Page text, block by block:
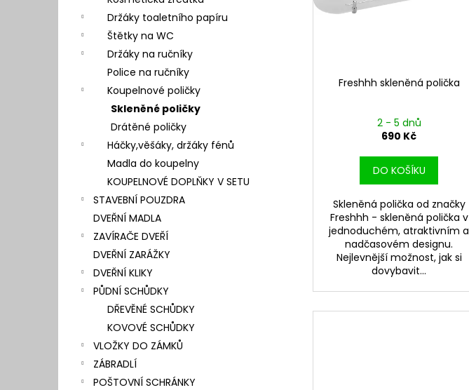
Držáky toaletního papíru
Štětky na WC
Držáky na ručníky
Police na ručníky
Koupelnové poličky
Skleněné poličky
Drátěné poličky
Háčky,věšáky, držáky fénů
Madla do koupelny
KOUPELNOVÉ DOPLŇKY V SETU
STAVEBNÍ POUZDRA
DVEŘNÍ MADLA
ZAVÍRAČE DVEŘÍ
DVEŘNÍ ZARÁŽKY
DVEŘNÍ KLIKY
PŮDNÍ SCHŮDKY
DŘEVĚNÉ SCHŮDKY
KOVOVÉ SCHŮDKY
VLOŽKY DO ZÁMKŮ
ZÁBRADLÍ
POŠTOVNÍ SCHRÁNKY
u
r
Freshhh skleněná polička
2 - 5 dnů
690 Kč
DO KOŠÍKU
Skleněná polička od značky
Freshhh - skleněná polička v
jednoduchém, atraktivním a
nadčasovém designu.
Nejlevnější možnost, jak si
dovybavit...